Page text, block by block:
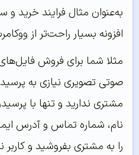
به‌عنوان مثال فرایند خرید
افزونه بسیار راحت‌تر از
مثلا شما برای فروش
صوتی تصویری نیازی به
مشتری ندارید و تنها با
نام، شماره تماس و آدرس
را به مشتری بفروشید و کاربر